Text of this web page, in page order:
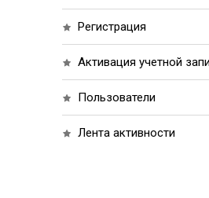
регистрация
активация учетной
пользователи
лента активности